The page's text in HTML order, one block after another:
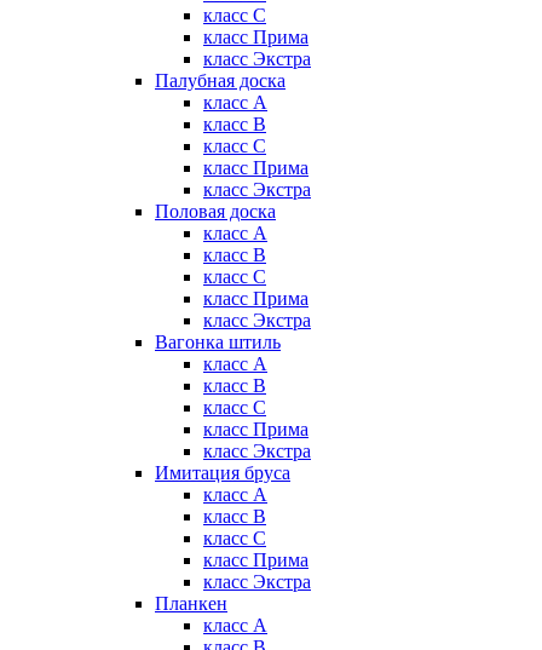
класс C
класс Прима
класс Экстра
Палубная доска
класс А
класс B
класс C
класс Прима
класс Экстра
Половая доска
класс А
класс B
класс C
класс Прима
класс Экстра
Вагонка штиль
класс А
класс B
класс C
класс Прима
класс Экстра
Имитация бруса
класс А
класс B
класс C
класс Прима
класс Экстра
Планкен
класс А